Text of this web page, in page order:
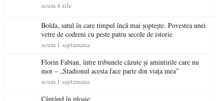
acum 4 zile
Bolda, satul în care timpul încă mai șoptește. Povestea unei
vetre de codreni cu peste patru secole de istorie
acum 1 saptamana
Florin Fabian, între tribunele căzute și amintirile care nu
mor – „Stadionul acesta face parte din viața mea”
acum 1 saptamana
Cântând în ploaie